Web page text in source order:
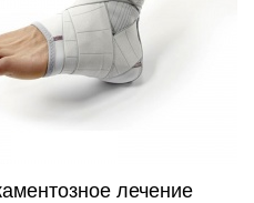
лечение